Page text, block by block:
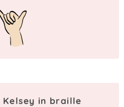
in braille